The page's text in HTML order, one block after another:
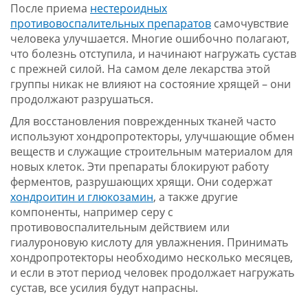
После приема нестероидных
противовоспалительных препаратов самочувствие
человека улучшается. Многие ошибочно полагают,
что болезнь отступила, и начинают нагружать сустав
с прежней силой. На самом деле лекарства этой
группы никак не влияют на состояние хрящей – они
продолжают разрушаться.
Для восстановления поврежденных тканей часто
используют хондропротекторы, улучшающие обмен
веществ и служащие строительным материалом для
новых клеток. Эти препараты блокируют работу
ферментов, разрушающих хрящи. Они содержат
хондроитин и глюкозамин, а также другие
компоненты, например серу с
противовоспалительным действием или
гиалуроновую кислоту для увлажнения. Принимать
хондропротекторы необходимо несколько месяцев,
и если в этот период человек продолжает нагружать
сустав, все усилия будут напрасны.